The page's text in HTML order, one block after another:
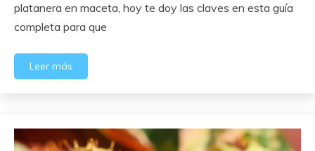
2024
platanera en maceta, hoy te doy las claves en esta guía
completa para que
Leer más